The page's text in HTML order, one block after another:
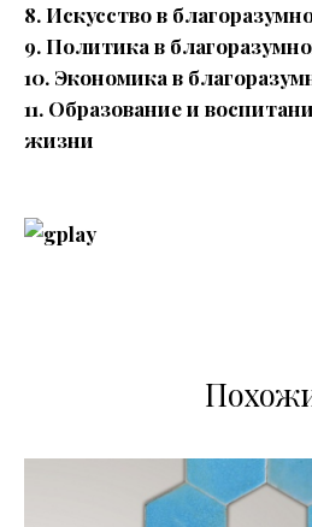
8. Искусство в
9. Политика в
10. Экономика в
11. Образование и
жизни